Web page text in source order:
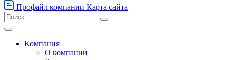
Профайл компании Карта сайта
Компания
О компании